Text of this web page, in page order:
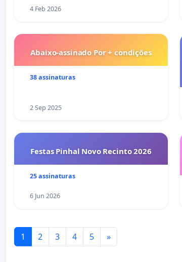
4 Feb 2026
Abaixo-assinado Por + condições
38 assinaturas
2 Sep 2025
Festas Pinhal Novo Recinto 2026
25 assinaturas
6 Jun 2026
1 2 3 4 5 »